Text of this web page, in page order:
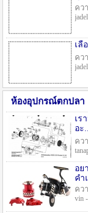
คว
เลื
คว
ห้องอุปกรณ์ตกปลา
เรา
อะ
คว
อย
คำ
คว
vin -